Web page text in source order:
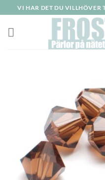
to
content
VI HAR DET DU VILLHÖVER